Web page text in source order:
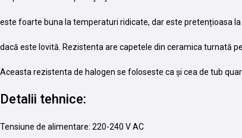
este foarte buna la temperaturi ridicate, dar este pretențioasa
dacă este lovită. Rezistenta are capetele din ceramica turnată
Aceasta rezistenta de halogen se foloseste ca și cea de tub
Detalii tehnice:
Tensiune de alimentare: 220-240 V AC